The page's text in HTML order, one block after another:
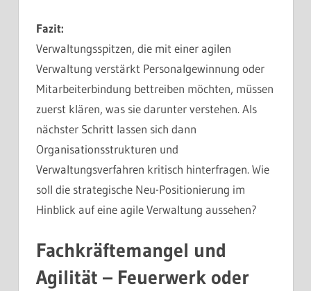
Fazit:
Verwaltungsspitzen, die mit einer agilen
Verwaltung verstärkt Personalgewinnung oder
Mitarbeiterbindung bettreiben möchten, müssen
zuerst klären, was sie darunter verstehen. Als
nächster Schritt lassen sich dann
Organisationsstrukturen und
Verwaltungsverfahren kritisch hinterfragen. Wie
soll die strategische Neu-Positionierung im
Hinblick auf eine agile Verwaltung aussehen?
Fachkräftemangel und
Agilität – Feuerwerk oder